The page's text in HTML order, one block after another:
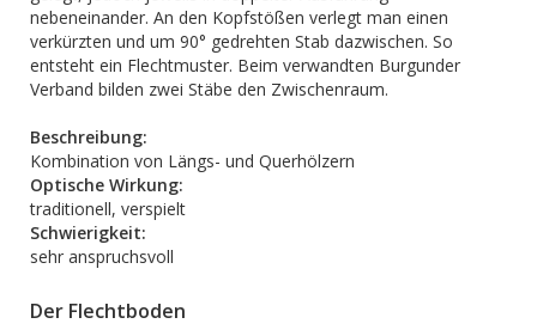
nebeneinander. An den Kopfstößen verlegt man einen
verkürzten und um 90° gedrehten Stab dazwischen. So
entsteht ein Flechtmuster. Beim verwandten Burgunder
Verband bilden zwei Stäbe den Zwischenraum.
Beschreibung:
Kombination von Längs- und Querhölzern
Optische Wirkung:
traditionell, verspielt
Schwierigkeit:
sehr anspruchsvoll
Der Flechtboden